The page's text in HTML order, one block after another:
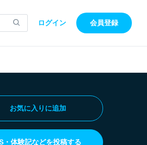
ログイン 会員登録
お気に入りに追加
・体験記などを投稿する